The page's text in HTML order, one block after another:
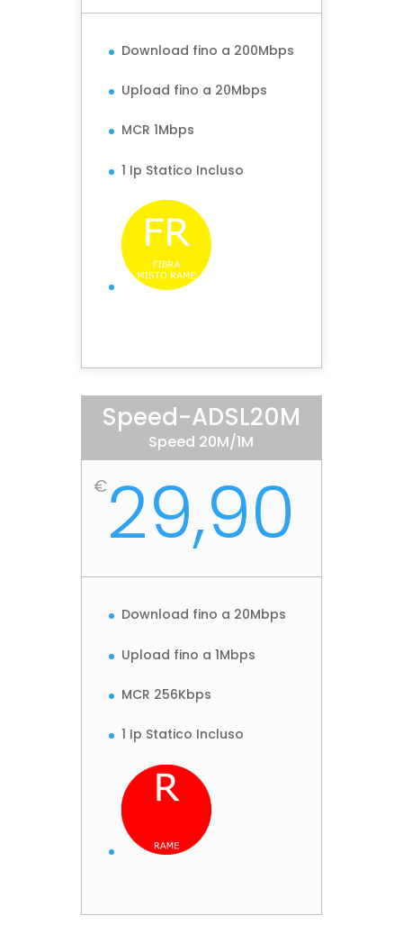
Download fino a 200Mbps
Upload fino a 20Mbps
MCR 1Mbps
1 Ip Statico Incluso
Speed-ADSL20M
Speed 20M/1M
€29,90
Download fino a 20Mbps
Upload fino a 1Mbps
MCR 256Kbps
1 Ip Statico Incluso